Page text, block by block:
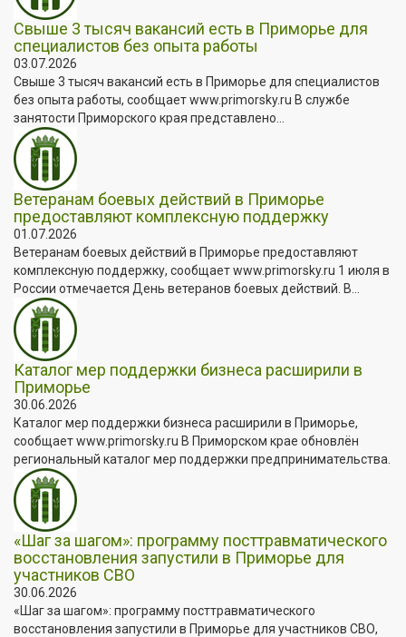
Свыше 3 тысяч вакансий есть в Приморье для
специалистов без опыта работы
03.07.2026
Свыше 3 тысяч вакансий есть в Приморье для специалистов
без опыта работы, сообщает www.primorsky.ru В службе
занятости Приморского края представлено...
Ветеранам боевых действий в Приморье
предоставляют комплексную поддержку
01.07.2026
Ветеранам боевых действий в Приморье предоставляют
комплексную поддержку, сообщает www.primorsky.ru 1 июля в
России отмечается День ветеранов боевых действий. В...
Каталог мер поддержки бизнеса расширили в
Приморье
30.06.2026
Каталог мер поддержки бизнеса расширили в Приморье,
сообщает www.primorsky.ru В Приморском крае обновлён
региональный каталог мер поддержки предпринимательства.
«Шаг за шагом»: программу посттравматического
восстановления запустили в Приморье для
участников СВО
30.06.2026
«Шаг за шагом»: программу посттравматического
восстановления запустили в Приморье для участников СВО,